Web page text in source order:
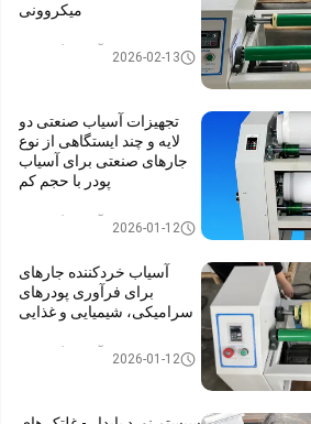
میکروونی
2026-02-13
تجهیزات آسیاب صنعتی دو
لایه و چند ایستگاهی از نوع
جارهای صنعتی برای آسیاب
پودر با حجم کم
2026-01-12
آسیاب خردکننده جارهای
برای فرآوری پودرهای
سرامیکی، شیمیایی و غذایی
2026-01-12